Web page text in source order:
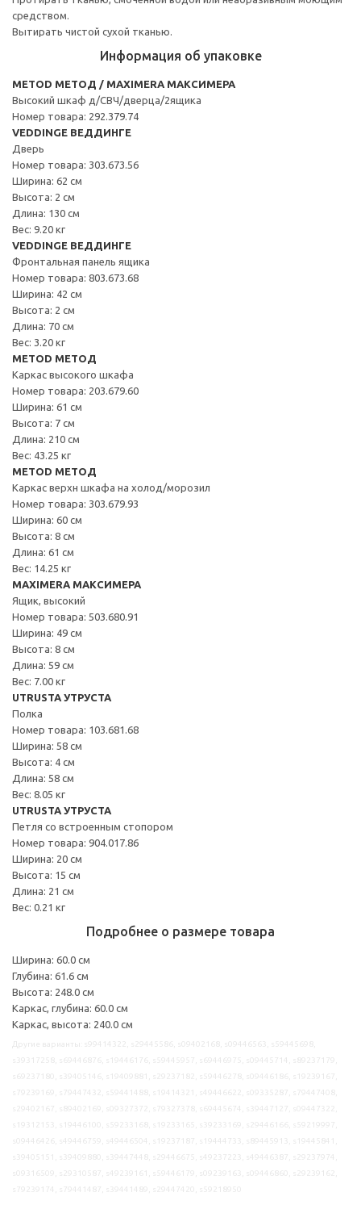
средством.
Вытирать чистой сухой тканью.
Информация об упаковке
METOD МЕТОД / MAXIMERA МАКСИМЕРА
Высокий шкаф д/СВЧ/дверца/2ящика
Номер товара: 292.379.74
VEDDINGE ВЕДДИНГЕ
Дверь
Номер товара: 303.673.56
Ширина: 62 см
Высота: 2 см
Длина: 130 см
Вес: 9.20 кг
VEDDINGE ВЕДДИНГЕ
Фронтальная панель ящика
Номер товара: 803.673.68
Ширина: 42 см
Высота: 2 см
Длина: 70 см
Вес: 3.20 кг
METOD МЕТОД
Каркас высокого шкафа
Номер товара: 203.679.60
Ширина: 61 см
Высота: 7 см
Длина: 210 см
Вес: 43.25 кг
METOD МЕТОД
Каркас верхн шкафа на холод/морозил
Номер товара: 303.679.93
Ширина: 60 см
Высота: 8 см
Длина: 61 см
Вес: 14.25 кг
MAXIMERA МАКСИМЕРА
Ящик, высокий
Номер товара: 503.680.91
Ширина: 49 см
Высота: 8 см
Длина: 59 см
Вес: 7.00 кг
UTRUSTA УТРУСТА
Полка
Номер товара: 103.681.68
Ширина: 58 см
Высота: 4 см
Длина: 58 см
Вес: 8.05 кг
UTRUSTA УТРУСТА
Петля со встроенным стопором
Номер товара: 904.017.86
Ширина: 20 см
Высота: 15 см
Длина: 21 см
Вес: 0.21 кг
Подробнее о размере товара
Ширина: 60.0 см
Глубина: 61.6 см
Высота: 248.0 см
Каркас, глубина: 60.0 см
Каркас, высота: 240.0 см